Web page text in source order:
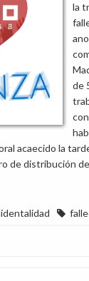
la
de
acaecido la
de distribución